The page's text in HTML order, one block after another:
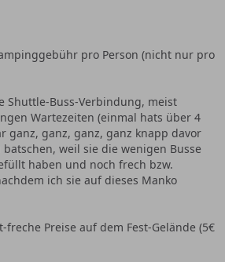
pro Person (nicht nur pro
Shuttle-Buss-Verbindung, meist
Wartezeiten (einmal hats über 4
ganz, ganz, ganz, ganz knapp davor
weil sie die wenigen Busse
haben und noch frech bzw.
ich sie auf dieses Manko
Preise auf dem Fest-Gelände (5€